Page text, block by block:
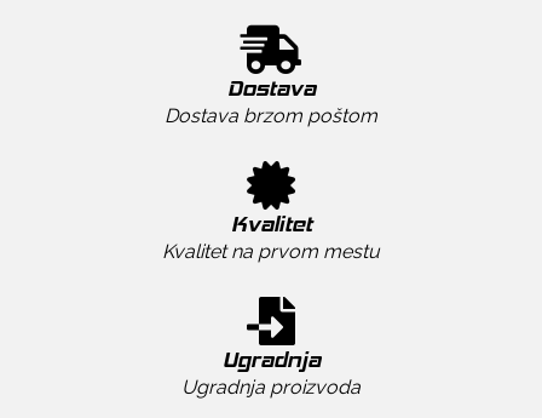
Dostava
Dostava brzom poštom
Kvalitet
Kvalitet na prvom mestu
Ugradnja
Ugradnja proizvoda